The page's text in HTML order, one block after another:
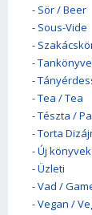
- Sör / Beer
- Sous-Vide
-
-
-
-Tea / Tea
-Tészta /
-Torta
-Új
-Üzleti
-Vad /
-Vegan /